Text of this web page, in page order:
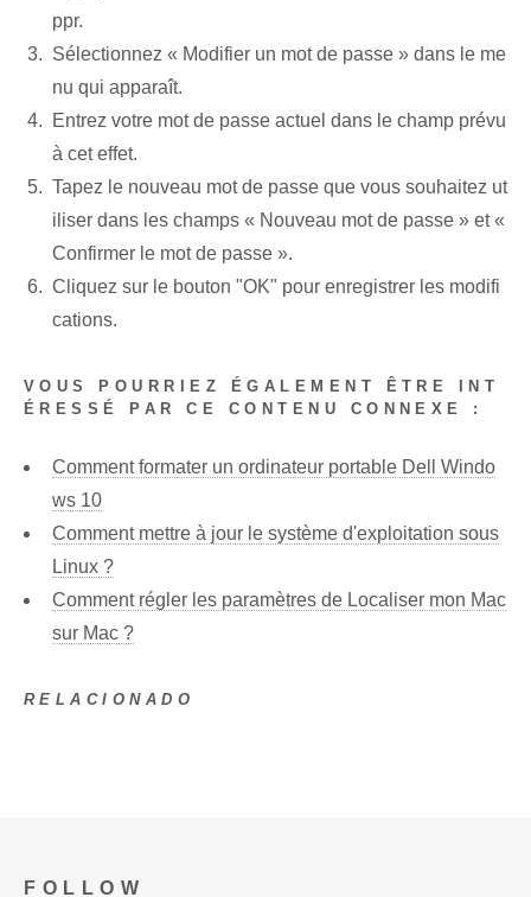
ppr.
Sélectionnez « Modifier un mot de passe » dans le me
nu qui apparaît.
Entrez votre mot de passe actuel dans le champ prévu
à cet effet.
Tapez le nouveau mot de passe que vous souhaitez ut
iliser dans les champs « Nouveau mot de passe » et «
Confirmer le mot de passe ».
Cliquez sur le bouton "OK" pour enregistrer les modifi
cations.
VOUS POURRIEZ ÉGALEMENT ÊTRE INT
ÉRESSÉ PAR CE CONTENU CONNEXE :
Comment formater un ordinateur portable Dell Windo
ws 10
Comment mettre à jour le système d'exploitation sous
Linux ?
Comment régler les paramètres de Localiser mon Mac
sur Mac ?
RELACIONADO
FOLLOW